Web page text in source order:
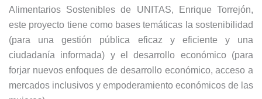
Alimentarios Sostenibles de UNITAS, Enrique Torrejón,
este proyecto tiene como bases temáticas la sostenibilidad
(para una gestión pública eficaz y eficiente y una
ciudadanía informada) y el desarrollo económico (para
forjar nuevos enfoques de desarrollo económico, acceso a
mercados inclusivos y empoderamiento económicos de las